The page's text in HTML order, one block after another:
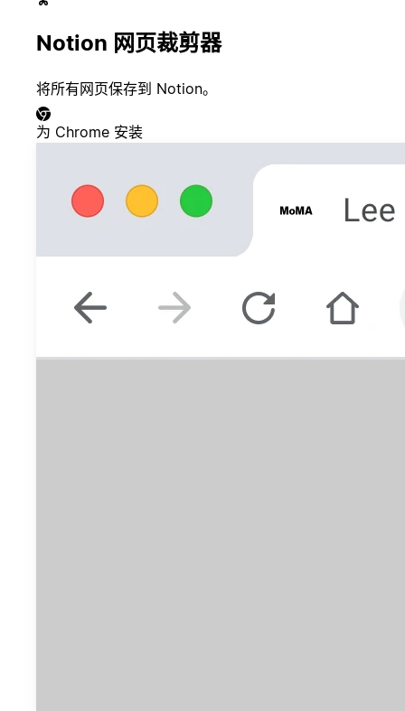
Notion 网页裁剪器
将所有网页保存到 Notion。
为 Chrome 安装